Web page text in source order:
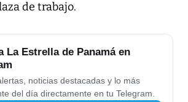
de trabajo.
La Estrella de Panamá en
noticias destacadas y lo más
del día directamente en tu Telegram.